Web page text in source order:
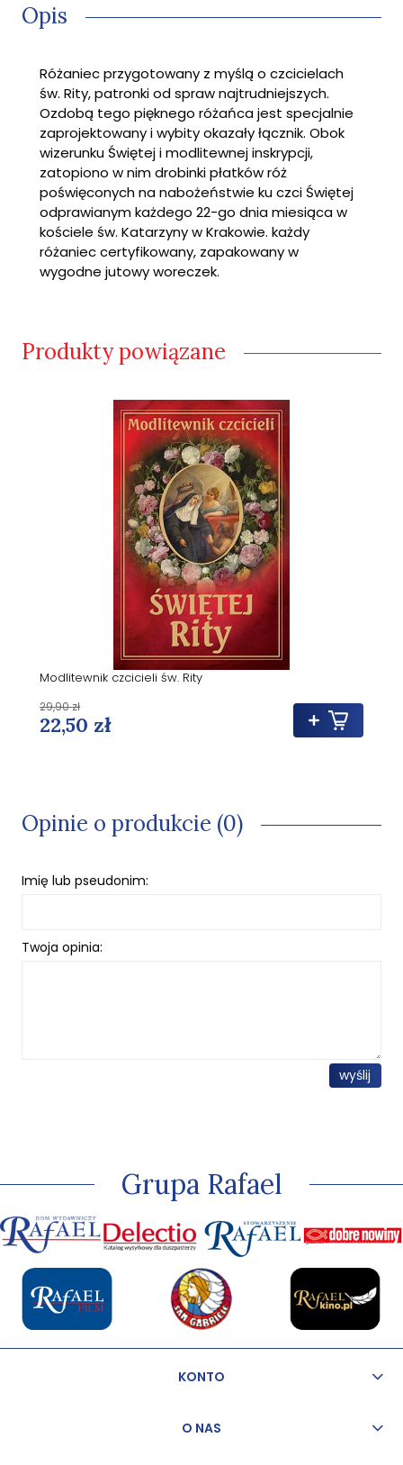
Opis
Różaniec przygotowany z myślą o czcicielach
św. Rity, patronki od spraw najtrudniejszych.
Ozdobą tego pięknego różańca jest specjalnie
zaprojektowany i wybity okazały łącznik. Obok
wizerunku Świętej i modlitewnej inskrypcji,
zatopiono w nim drobinki płatków róż
poświęconych na nabożeństwie ku czci Świętej
odprawianym każdego 22-go dnia miesiąca w
kościele św. Katarzyny w Krakowie. każdy
różaniec certyfikowany, zapakowany w
wygodne jutowy woreczek.
Produkty powiązane
Modlitewnik czcicieli św. Rity
22,50 zł
29,90 zł
Opinie o produkcie (0)
Imię lub pseudonim:
Twoja opinia:
wyślij
Grupa Rafael
KONTO
O NAS